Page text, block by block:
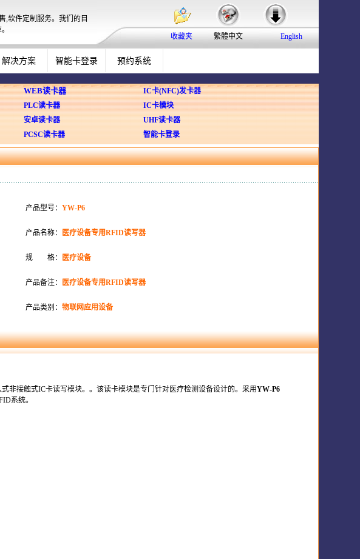
,软件定制服务。我们的目
收藏夹 繁體中文 English
解决方案 智能卡登录 预约系统
WEB读卡器
IC卡(NFC)发卡器
PLC读卡器
IC卡模块
安卓读卡器
UHF读卡器
PCSC读卡器
智能卡登录
产品型号： YW-P6
产品名称： 医疗设备专用RFID读写器
规 格： 医疗设备
产品备注： 医疗设备专用RFID读写器
产品类别： 物联网应用设备
非接触式IC卡读写模块。。该读卡模块是专门针对医疗检测设备设计的。采用YW-P6
系统。